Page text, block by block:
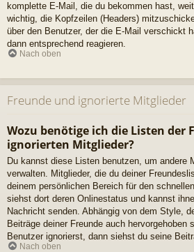
komplette E-Mail, die du bekommen hast,
wichtig, die Kopfzeilen (Headers)
über den Benutzer, der die E-Mail verschickt
dann entsprechend reagieren.
Nach oben
Freunde und ignorierte Mitglieder
Wozu benötige ich die Listen der
ignorierten Mitglieder?
Du kannst diese Listen benutzen, um andere
verwalten. Mitglieder, die du deiner
deinem persönlichen Bereich für den
siehst dort deren Onlinestatus und kannst
Nachricht senden. Abhängig von dem Style,
Beiträge deiner Freunde auch hervorgehoben
Benutzer ignorierst, dann siehst du seine
Nach oben